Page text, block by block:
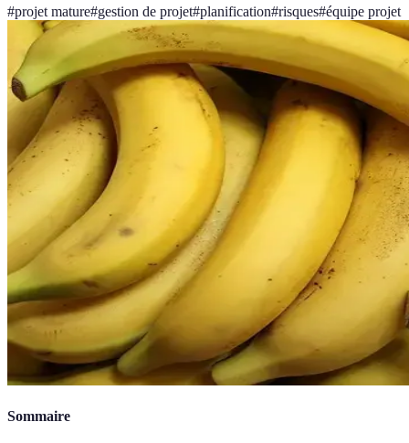
#projet mature#gestion de projet#planification#risques#équipe projet
Sommaire